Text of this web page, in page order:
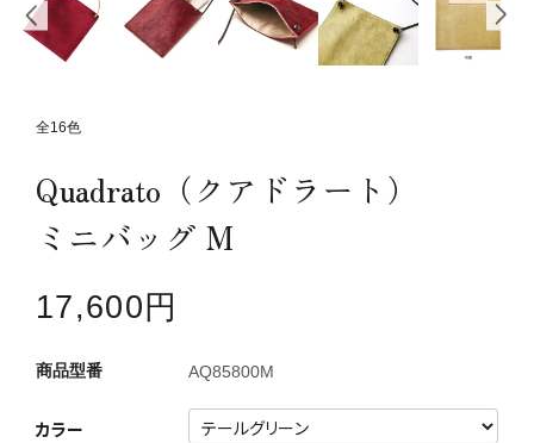
ガイドライン
全16色
Quadrato（クアドラート）
ミニバッグ M
17,600円
AQ85800M
カラー